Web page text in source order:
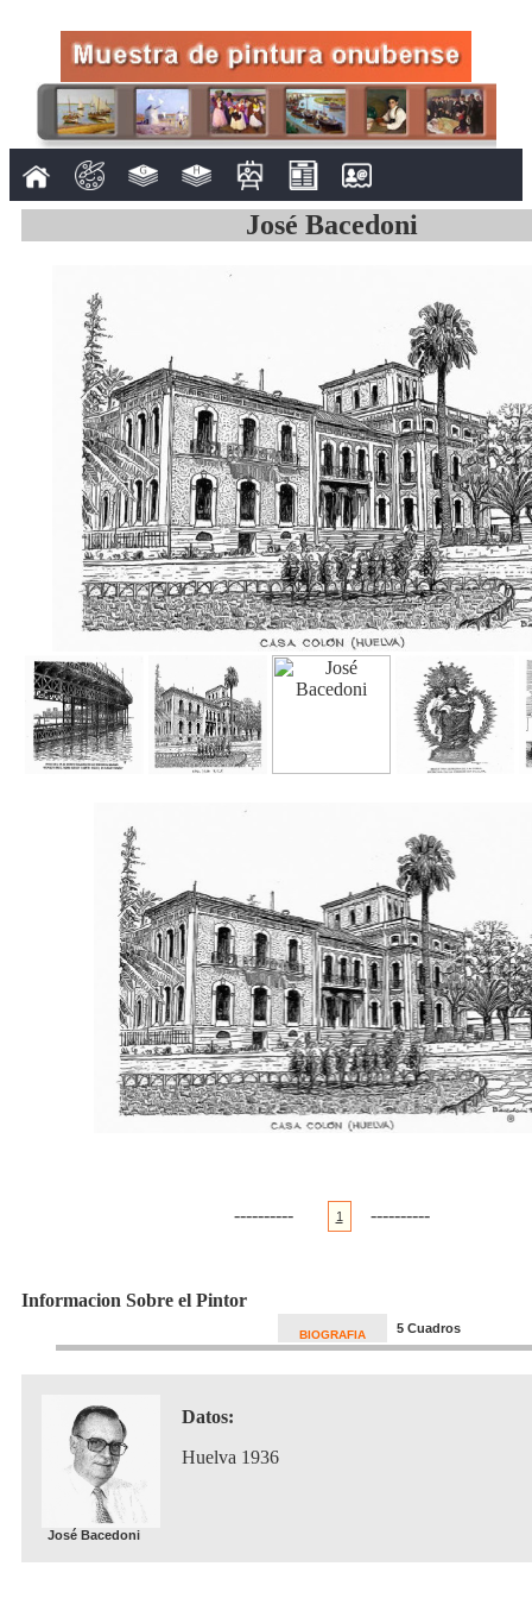
José Bacedoni
---------- 1 ----------
Informacion Sobre el Pintor
BIOGRAFIA 5 Cuadros
José Bacedoni
Datos:
Huelva 1936